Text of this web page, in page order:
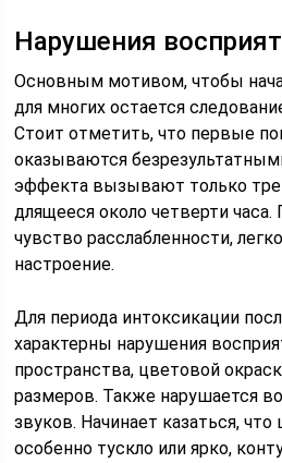
Нарушения
Основным мотивом, чтобы
для многих остается
Стоит отметить, что первые
оказываются
эффекта вызывают только
длящееся около четверти часа.
чувство расслабленности,
настроение.
Для периода интоксикации
характерны нарушения
пространства, цветовой
размеров. Также нарушается
звуков. Начинает казаться,
особенно тускло или ярко,